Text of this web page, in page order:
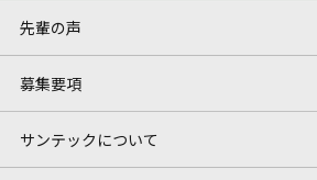
先輩の声
募集要項
サンテックについて